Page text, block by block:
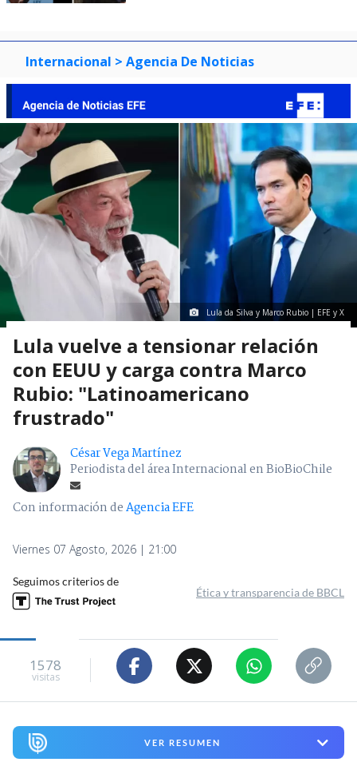
Internacional > Agencia De Noticias
Lula da Silva y Marco Rubio | EFE y X
Lula vuelve a tensionar relación
con EEUU y carga contra Marco
Rubio: "Latinoamericano
frustrado"
César Vega Martínez
Periodista del área Internacional en BioBioChile
Con información deAgencia EFE
Viernes 07 Agosto, 2026 | 21:00
Seguimos criterios de
Ética y transparencia de BBCL
1578
visitas
VER RESUMEN